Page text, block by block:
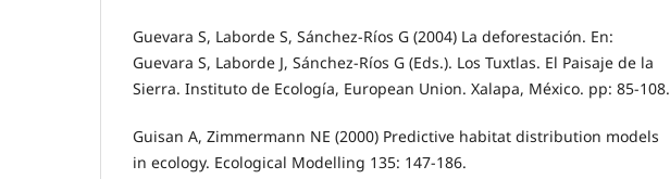
Guevara S, Laborde S, Sánchez-Ríos G (2004) La deforestación. En:
Guevara S, Laborde J, Sánchez-Ríos G (Eds.). Los Tuxtlas. El Paisaje de la
Sierra. Instituto de Ecología, European Union. Xalapa, México. pp: 85-108.
Guisan A, Zimmermann NE (2000) Predictive habitat distribution models
in ecology. Ecological Modelling 135: 147-186.